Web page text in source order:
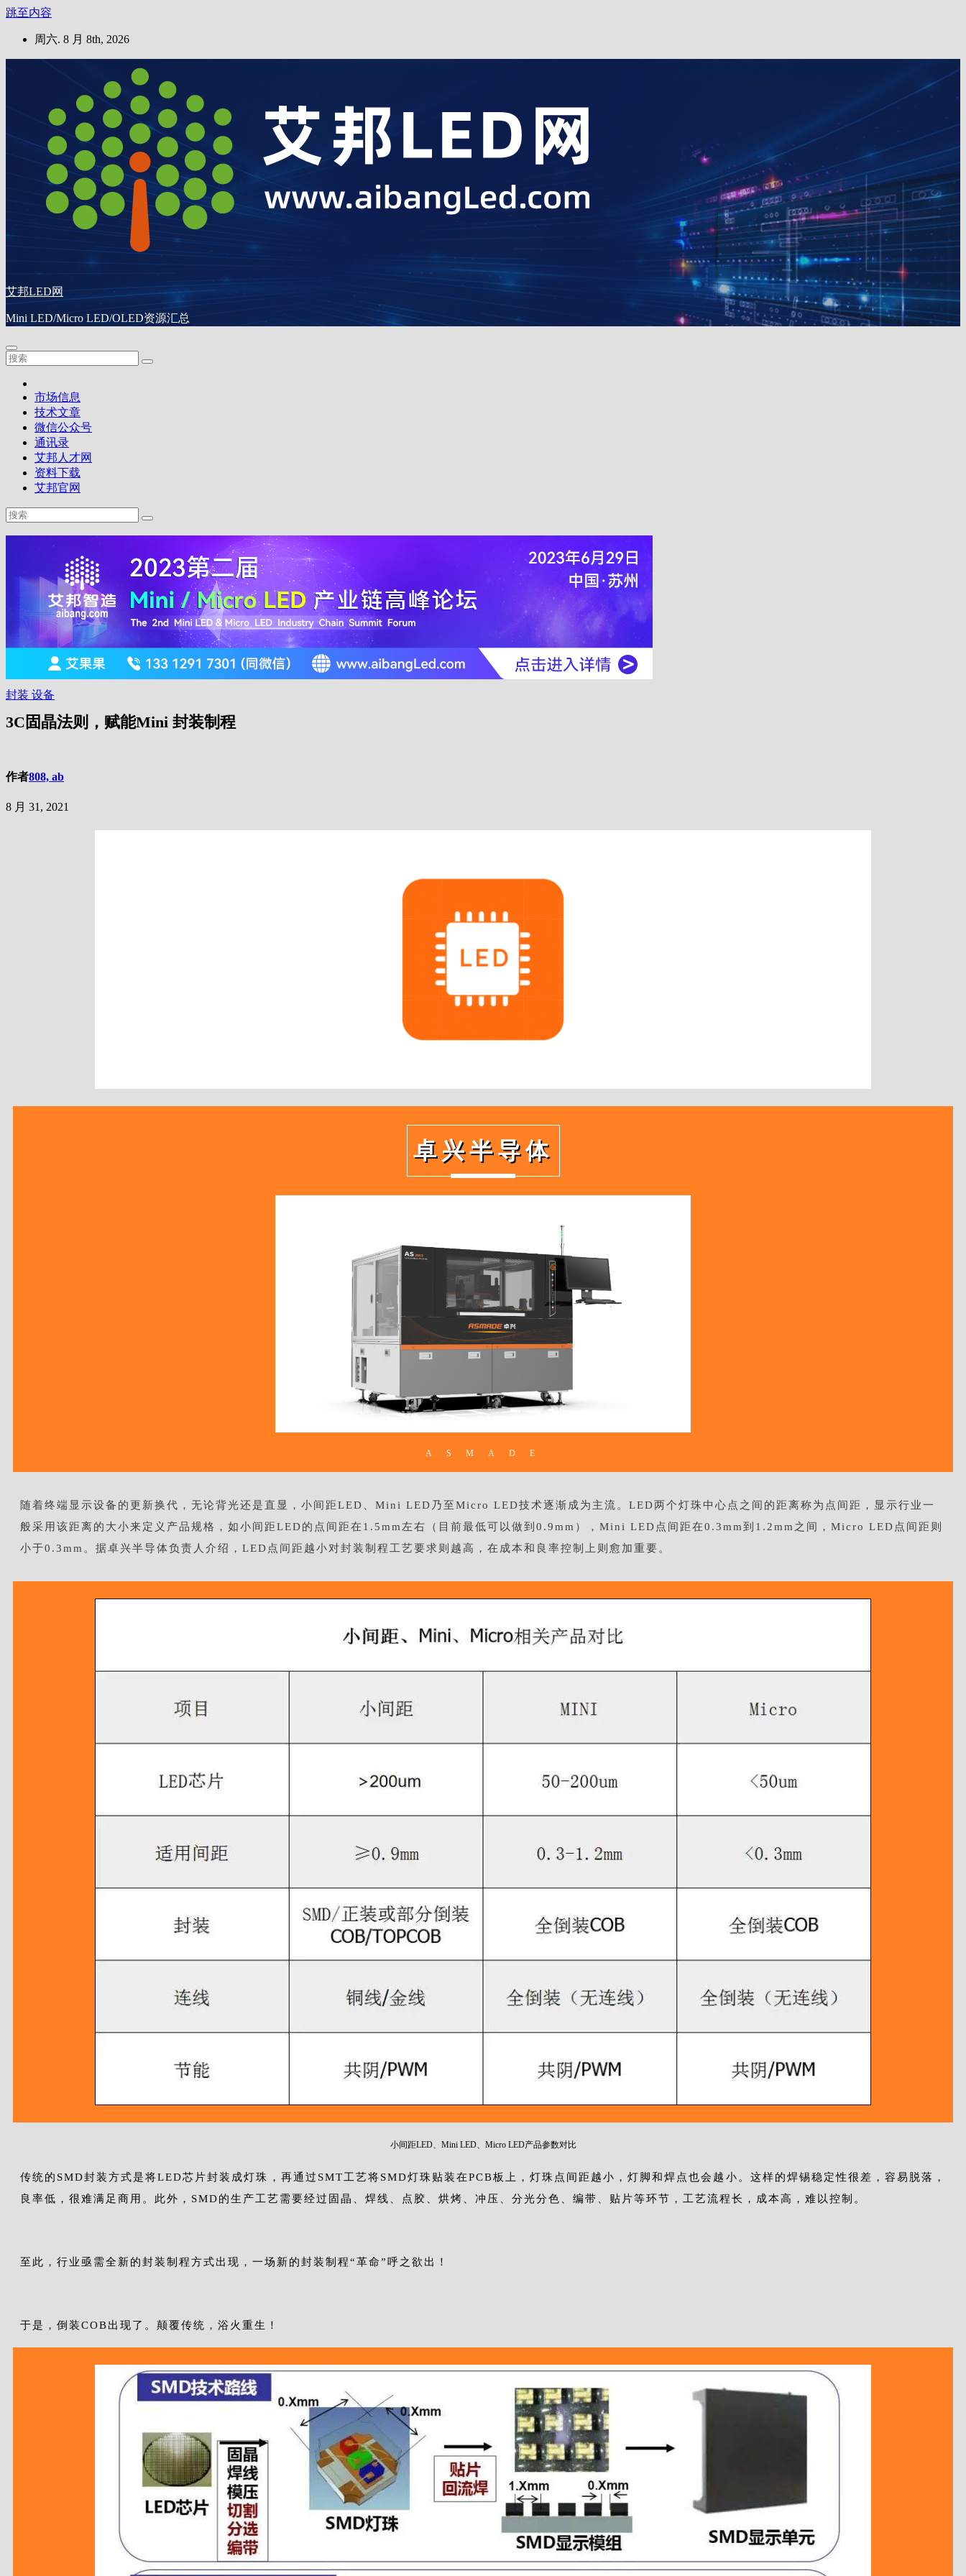
跳至内容
周六. 8 月 8th, 2026
艾邦LED网
Mini LED/Micro LED/OLED资源汇总
市场信息
技术文章
微信公众号
通讯录
艾邦人才网
资料下载
艾邦官网
封装 设备
3C固晶法则，赋能Mini 封装制程
作者808, ab
8 月 31, 2021
卓兴半导体
ASMADE
随着终端显示设备的更新换代，无论背光还是直显，小间距LED、Mini LED乃至Micro LED技术逐渐成为主流。LED两个灯珠中心点之间的距离称为点间距，显示行业一
般采用该距离的大小来定义产品规格，如小间距LED的点间距在1.5mm左右（目前最低可以做到0.9mm），Mini LED点间距在0.3mm到1.2mm之间，Micro LED点间距则
小于0.3mm。据卓兴半导体负责人介绍，LED点间距越小对封装制程工艺要求则越高，在成本和良率控制上则愈加重要。
小间距LED、Mini LED、Micro LED产品参数对比
传统的SMD封装方式是将LED芯片封装成灯珠，再通过SMT工艺将SMD灯珠贴装在PCB板上，灯珠点间距越小，灯脚和焊点也会越小。这样的焊锡稳定性很差，容易脱落，
良率低，很难满足商用。此外，SMD的生产工艺需要经过固晶、焊线、点胶、烘烤、冲压、分光分色、编带、贴片等环节，工艺流程长，成本高，难以控制。
至此，行业亟需全新的封装制程方式出现，一场新的封装制程“革命”呼之欲出！
于是，倒装COB出现了。颠覆传统，浴火重生！